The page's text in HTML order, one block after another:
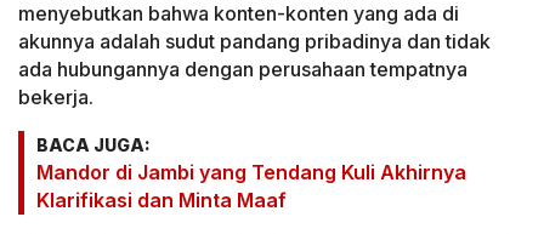
menyebutkan bahwa konten-konten yang ada di
akunnya adalah sudut pandang pribadinya dan tidak
ada hubungannya dengan perusahaan tempatnya
bekerja.
BACA JUGA:
Mandor di Jambi yang Tendang Kuli Akhirnya
Klarifikasi dan Minta Maaf